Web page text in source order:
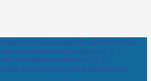
центральная районная библиотека
сельская библиотека-филиал № 1
библиотека-филиал № 2
сельская модельная библиотека-